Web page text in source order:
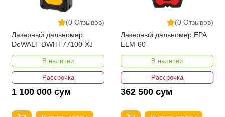
(0 Отзывов)
Лазерный дальномер
DeWALT DWHT77100-XJ
В наличии
Рассрочка
1 100 000 сум
(0 Отзывов)
Лазерный дальномер EPA
ELM-60
В наличии
Рассрочка
362 500 сум